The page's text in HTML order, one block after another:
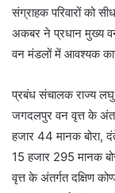
संग्राहक परिवारों को
अकबर ने प्रधान मुख्य
वन मंडलों में आवश्यक
प्रबंध संचालक राज्य
जगदलपुर वन वृत्त के
हजार 44 मानक बोरा,
15 हजार 295 मानक
वृत्त के अंतर्गत दक्षिण